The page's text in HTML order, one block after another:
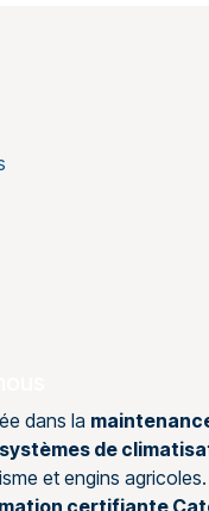
dans la
de
et engins
certifiante